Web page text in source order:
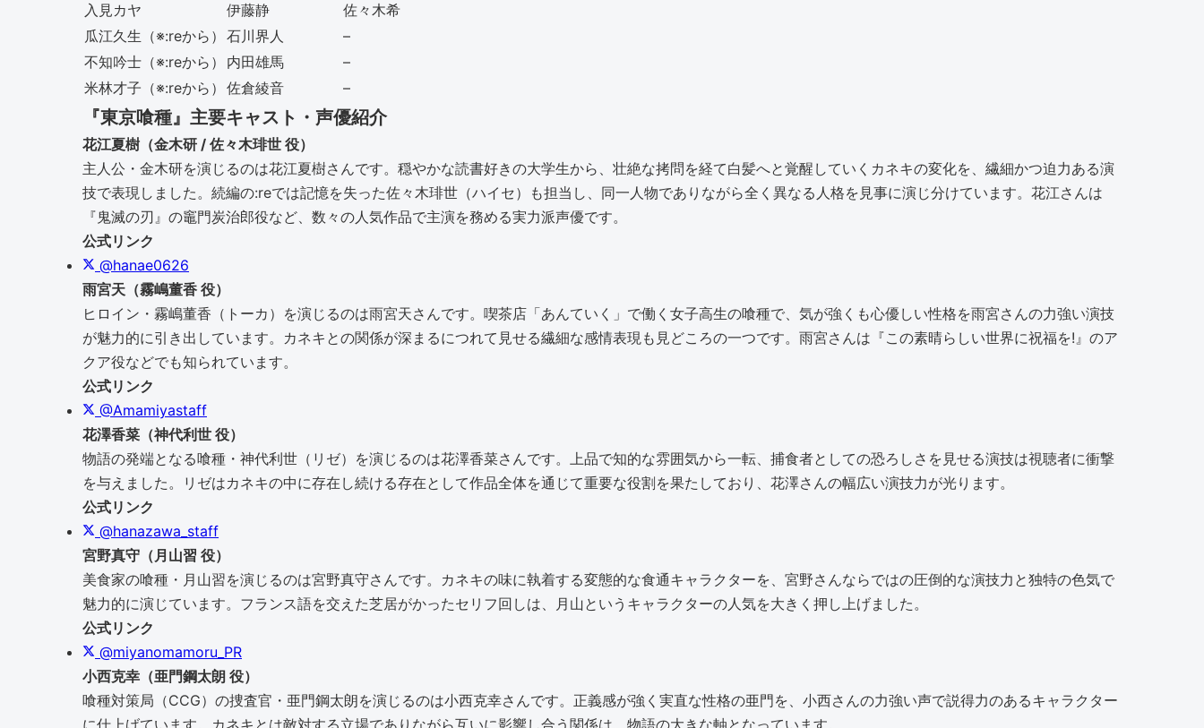
入見カヤ
伊藤静
佐々木希
瓜江久生（※:reから） 石川界人
–
不知吟士（※:reから）
内田雄馬
–
米林才子（※:reから） 佐倉綾音 –
『東京喰種』主要キャスト・声優紹介
花江夏樹（金木研 / 佐々木琲世 役）
主人公・金木研を演じるのは花江夏樹さんです。穏やかな読書好きの大学生から、壮絶な拷問を経て白髪へと覚醒していくカネキの変化を、繊細かつ迫力ある演
技で表現しました。続編の:reでは記憶を失った佐々木琲世（ハイセ）も担当し、同一人物でありながら全く異なる人格を見事に演じ分けています。花江さんは
『鬼滅の刃』の竈門炭治郎役など、数々の人気作品で主演を務める実力派声優です。
公式リンク
@hanae0626
雨宮天（霧嶋董香 役）
ヒロイン・霧嶋董香（トーカ）を演じるのは雨宮天さんです。喫茶店「あんていく」で働く女子高生の喰種で、気が強くも心優しい性格を雨宮さんの力強い演技
が魅力的に引き出しています。カネキとの関係が深まるにつれて見せる繊細な感情表現も見どころの一つです。雨宮さんは『この素晴らしい世界に祝福を!』のア
クア役などでも知られています。
公式リンク
@Amamiyastaff
花澤香菜（神代利世 役）
物語の発端となる喰種・神代利世（リゼ）を演じるのは花澤香菜さんです。上品で知的な雰囲気から一転、捕食者としての恐ろしさを見せる演技は視聴者に衝撃
を与えました。リゼはカネキの中に存在し続ける存在として作品全体を通じて重要な役割を果たしており、花澤さんの幅広い演技力が光ります。
公式リンク
@hanazawa_staff
宮野真守（月山習 役）
美食家の喰種・月山習を演じるのは宮野真守さんです。カネキの味に執着する変態的な食通キャラクターを、宮野さんならではの圧倒的な演技力と独特の色気で
魅力的に演じています。フランス語を交えた芝居がかったセリフ回しは、月山というキャラクターの人気を大きく押し上げました。
公式リンク
@miyanomamoru_PR
小西克幸（亜門鋼太朗 役）
喰種対策局（CCG）の捜査官・亜門鋼太朗を演じるのは小西克幸さんです。正義感が強く実直な性格の亜門を、小西さんの力強い声で説得力のあるキャラクター
に仕上げています。カネキとは敵対する立場でありながら互いに影響し合う関係は、物語の大きな軸となっています。